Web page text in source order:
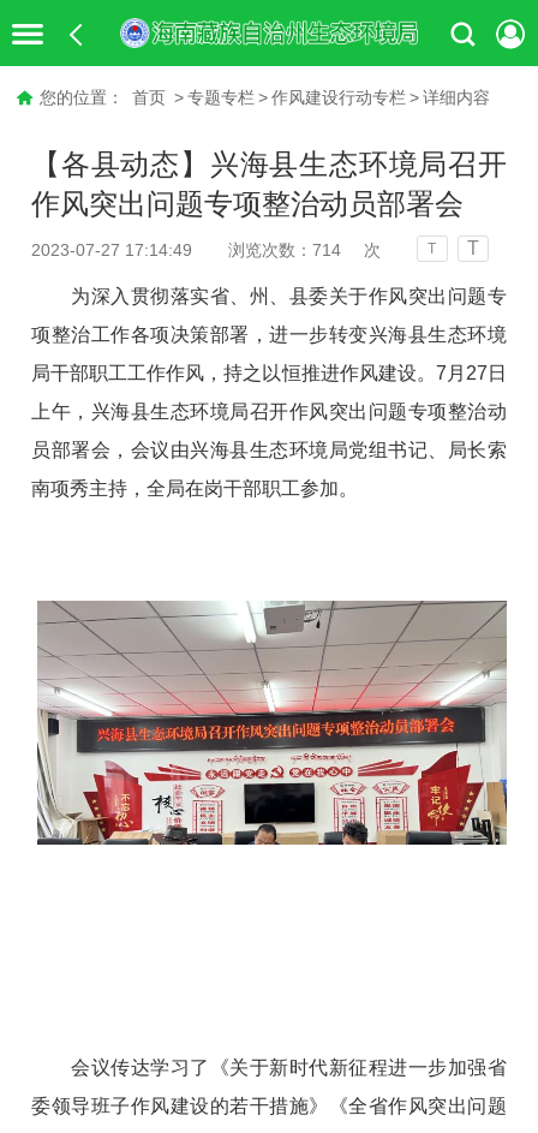
您的位置： 首页 > 专题专栏 > 作风建设行动专栏 > 详细内容
【各县动态】兴海县生态环境局召开
作风突出问题专项整治动员部署会
2023-07-27 17:14:49 浏览次数：714 次 T T
为深入贯彻落实省、州、县委关于作风突出问题专
项整治工作各项决策部署，进一步转变兴海县生态环境
局干部职工工作作风，持之以恒推进作风建设。7月27日
上午，兴海县生态环境局召开作风突出问题专项整治动
员部署会，会议由兴海县生态环境局党组书记、局长索
南项秀主持，全局在岗干部职工参加。
会议传达学习了《关于新时代新征程进一步加强省
委领导班子作风建设的若干措施》《全省作风突出问题